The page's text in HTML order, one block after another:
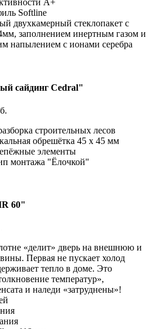
А+
Softline
двухкамерный стеклопакет с
заполнением инертным газом и
напылением с ионами серебра
сайдинг Cedral"
строительных лесов
обрешётка 45 х 45 мм
элементы
монтажа "Ёлочкой"
60"
«делит» дверь на внешнюю и
Первая не пускает холод
тепло в доме. Это
температур»,
и наледи «затруднены»!